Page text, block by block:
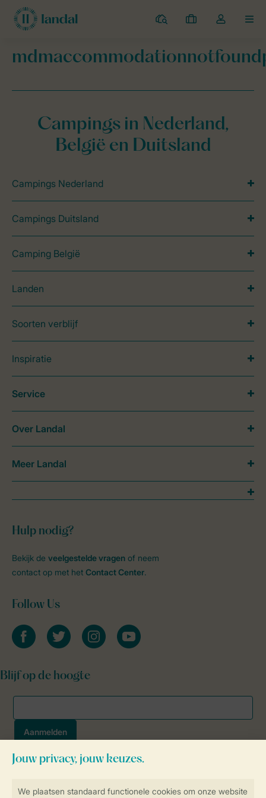
Campings
Mijn
Open
dropdown
van
account
Landal Camping mdmaccommodationnotfoundpage
Campings in Nederland,
België en Duitsland
Campings Nederland
Campings Duitsland
Camping België
Landen
Soorten verblijf
Inspiratie
Hulp nodig?
Bekijk de veelgestelde vragen of neem
contact op met het Contact Center.
Follow Us
facebooktwitter instagramyoutube
Blijf op de hoogte
Service
Over Landal
Meer Landal